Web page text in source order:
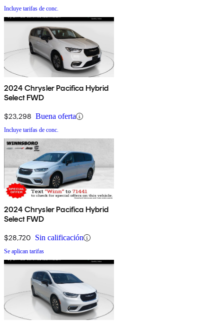
Incluye tarifas de conc.
2024 Chrysler Pacifica Hybrid
Select FWD
$23,298 Buena oferta
Incluye tarifas de conc.
2024 Chrysler Pacifica Hybrid
Select FWD
$28,720 Sin calificación
Se aplican tarifas